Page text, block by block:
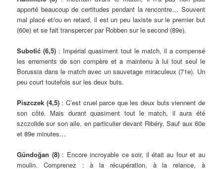
apporté beaucoup de certitudes pendant la rencontre… Souvent
mal placé et/ou en retard, il est un peu laxiste sur le premier but
(60e) et se fait transpercer par Robben sur le second (89e).
Subotić (6,5) : Impérial quasiment tout le match, il a compensé
les errements de son compère et a maintenu à lui tout seul le
Borussia dans le match avec un sauvetage miraculeux (71e). Un
peu court toutefois sur les deux buts.
Piszczek (4,5): C’est cruel parce que les deux buts viennent de
son côté. Mais durant quasiment tout le match, il aura été
szczolide sur son aile, en particulier devant Ribéry. Sauf aux 60e
et 89e minutes…
Gündoğan (8): Encore incroyable ce soir, il était au four et au
moulin. Comprenez : à la récupération, à la relance, à